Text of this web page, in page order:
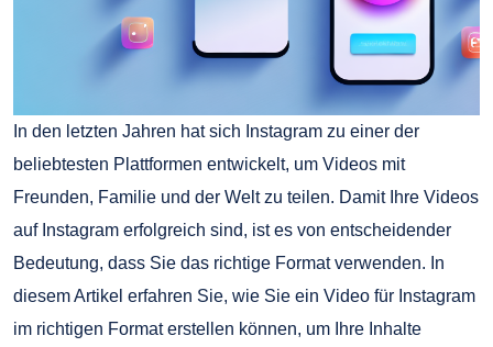
In den letzten Jahren hat sich Instagram zu einer der
beliebtesten Plattformen entwickelt, um Videos mit
Freunden, Familie und der Welt zu teilen. Damit Ihre Videos
auf Instagram erfolgreich sind, ist es von entscheidender
Bedeutung, dass Sie das richtige Format verwenden. In
diesem Artikel erfahren Sie, wie Sie ein Video für Instagram
im richtigen Format erstellen können, um Ihre Inhalte